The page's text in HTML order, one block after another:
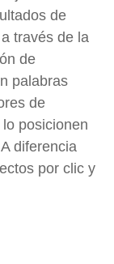
de
través de la
de
palabras
de
posicionen
diferencia
por clic y